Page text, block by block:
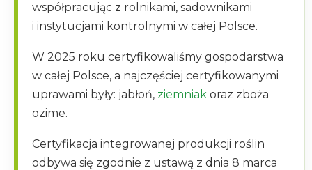
współpracując z rolnikami, sadownikami
i instytucjami kontrolnymi w całej Polsce.
W 2025 roku certyfikowaliśmy gospodarstwa
w całej Polsce, a najczęściej certyfikowanymi
uprawami były: jabłoń, ziemniak oraz zboża
ozime.
Certyfikacja integrowanej produkcji roślin
odbywa się zgodnie z ustawą z dnia 8 marca